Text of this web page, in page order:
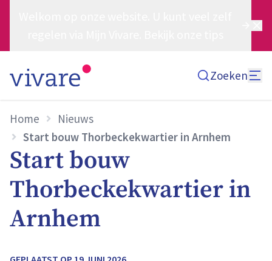
Zoeken
Home
Nieuws
Start bouw Thorbeckekwartier in Arnhem
Start bouw
Thorbeckekwartier in
Arnhem